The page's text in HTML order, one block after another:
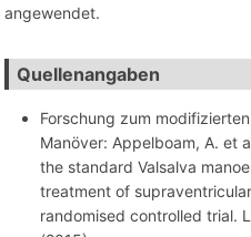
angewendet.
Quellenangaben
Forschung zum
Manöver: Appelboam, A. et
the standard Valsalva
treatment of
randomised controlled trial.